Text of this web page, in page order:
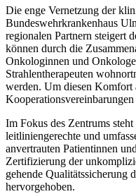
Die enge Vernetzung der
Bundeswehrkrankenhaus
regionalen Partnern steigert
können durch die
Onkologinnen und
Strahlentherapeuten
werden. Um diesen Komfort
Kooperationsvereinbarungen
Im Fokus des Zentrums
leitliniengerechte und
anvertrauten Patientinnen
Zertifizierung der
gehende Qualitätssicherung
hervorgehoben.